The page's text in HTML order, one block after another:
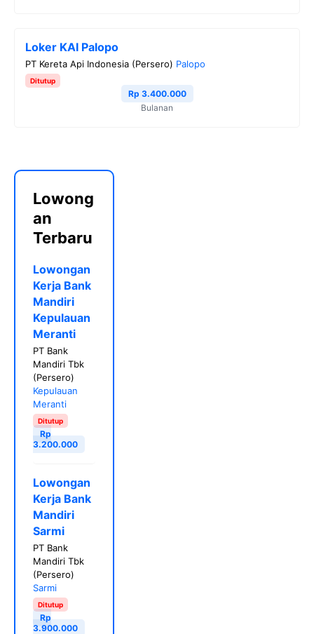
Loker KAI Palopo
PT Kereta Api Indonesia (Persero) Palopo
Ditutup
Rp 3.400.000
Bulanan
Lowong
an
Terbaru
Lowongan
Kerja Bank
Mandiri
Kepulauan
Meranti
PT Bank
Mandiri Tbk
(Persero)
Kepulauan
Meranti
Ditutup
Rp
3.200.000
Lowongan
Kerja Bank
Mandiri
Sarmi
PT Bank
Mandiri Tbk
(Persero)
Sarmi
Ditutup
Rp
3.900.000